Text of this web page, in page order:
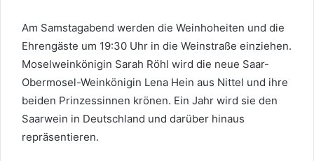
Am Samstagabend werden die Weinhoheiten und die
Ehrengäste um 19:30 Uhr in die Weinstraße einziehen.
Moselweinkönigin Sarah Röhl wird die neue Saar-
Obermosel-Weinkönigin Lena Hein aus Nittel und ihre
beiden Prinzessinnen krönen. Ein Jahr wird sie den
Saarwein in Deutschland und darüber hinaus
repräsentieren.